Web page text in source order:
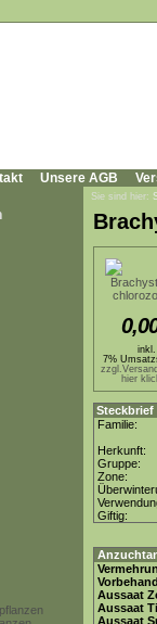
Unsere AGB
Sie sind hier:
inkl.
7%
hier
Steckbrief
Familie:
Herkunft:
Gruppe:
Zone:
Giftig:
Aussaat
Aussaat
Aussaat